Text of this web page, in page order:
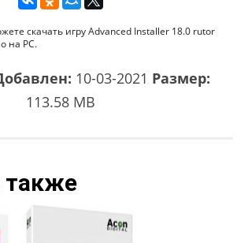
скачать игру Advanced Installer 18.0 rutor
на PC.
10-03-2021 Размер:
113.58 MB
также